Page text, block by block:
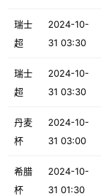
瑞士
超
2024-10-
31 03:30
瑞士
超
2024-10-
31 03:30
丹麦
杯
2024-10-
31 03:00
希腊
杯
2024-10-
31 01:30